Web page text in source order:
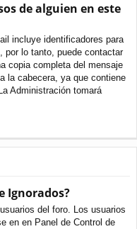
de alguien en este
incluye identificadores para
por lo tanto, puede contactar
copia completa del mensaje
la cabecera, ya que contiene
Administración tomará
Ignorados?
del foro. Los usuarios
en en Panel de Control de